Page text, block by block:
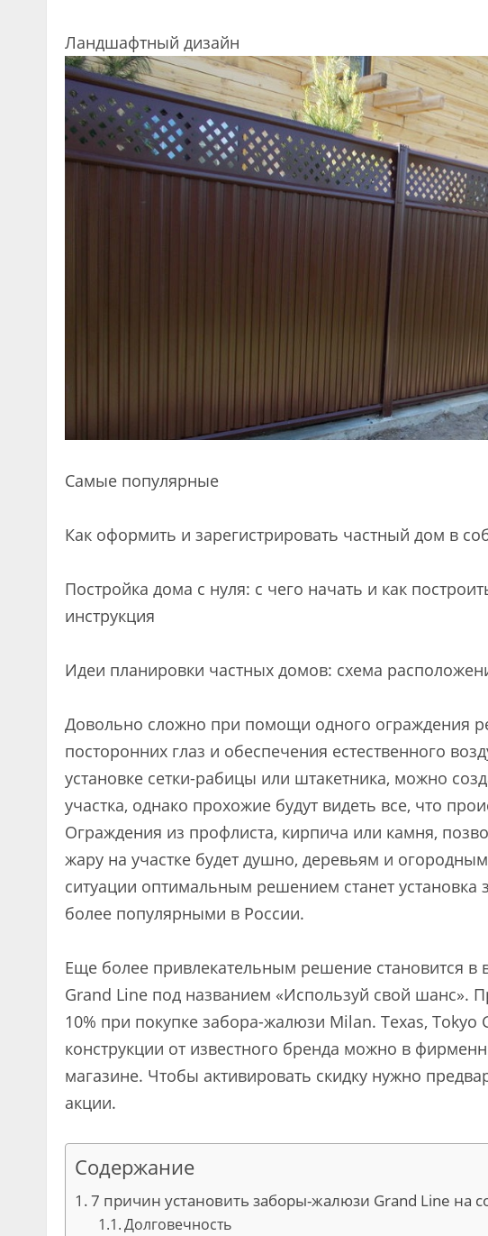
Ландшафтный дизайн
Самые популярные
Как оформить и зарегистрировать частный дом в
Постройка дома с нуля: с чего начать и как
инструкция
Идеи планировки частных домов: схема
Довольно сложно при помощи одного ограждения
посторонних глаз и обеспечения естественного
установке сетки-рабицы или штакетника, можно
участка, однако прохожие будут видеть все, что
Ограждения из профлиста, кирпича или камня,
жару на участке будет душно, деревьям и
ситуации оптимальным решением станет установка
более популярными в России.
Еще более привлекательным решение становится
Grand Line под названием «Используй свой шанс».
10% при покупке забора-жалюзи Milan. Texas,
конструкции от известного бренда можно в
магазине. Чтобы активировать скидку нужно
акции.
Содержание
7 причин установить заборы-жалюзи Grand Line на
Долговечность